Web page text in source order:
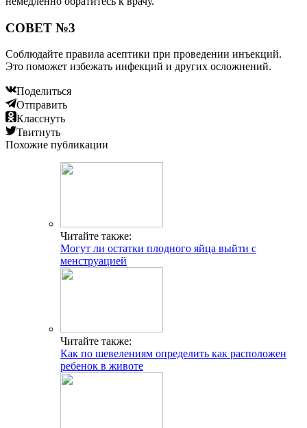
СОВЕТ №3
Соблюдайте правила асептики при проведении инъекций.
Это поможет избежать инфекций и других осложнений.
Поделиться
Отправить
Класснуть
Твитнуть
Похожие публикации
Читайте также:
Могут ли остатки плодного яйца выйти с
менструацией
Читайте также:
Как по шевелениям определить как расположен
ребенок в животе